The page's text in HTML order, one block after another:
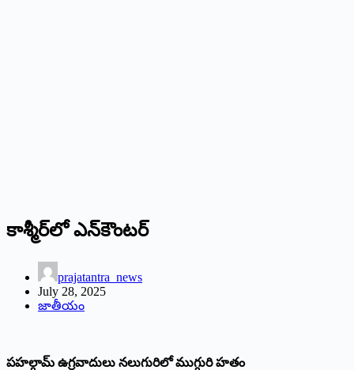
కాశ్మీర్‌లో ఎన్‌కౌంటర్‌
prajatantra_news
July 28, 2025
జాతీయం
పహల్గామ్‌ ఉగ్రవాదులు నలుగురిలో ముగ్గురి హతం